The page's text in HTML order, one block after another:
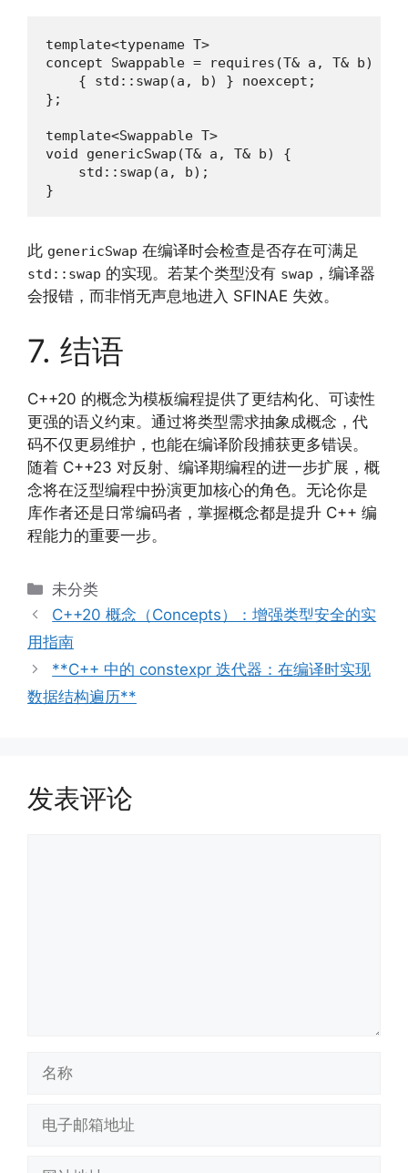
template<typename T>
concept Swappable = requires(T& a, T& b) {
    { std::swap(a, b) } noexcept;
};
template<Swappable T>
void genericSwap(T& a, T& b) {
    std::swap(a, b);
}
此 genericSwap 在编译时会检查是否存在可满足
std::swap 的实现。若某个类型没有 swap ，编译器
会报错，而非悄无声息地进入 SFINAE 失效。
7. 结语
C++20 的概念为模板编程提供了更结构化、可读性
更强的语义约束。通过将类型需求抽象成概念，代
码不仅更易维护，也能在编译阶段捕获更多错误。
随着 C++23 对反射、编译期编程的进一步扩展，概
念将在泛型编程中扮演更加核心的角色。无论你是
库作者还是日常编码者，掌握概念都是提升 C++ 编
程能力的重要一步。
分
类
未分类
C++20 概念（Concepts）：增强类型安全的实
用指南
**C++ 中的 constexpr 迭代器：在编译时实现
数据结构遍历**
发表评论